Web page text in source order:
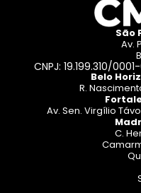
São
Av.
CNPJ: 19.199.310/
Belo
R.
Av. Sen. Virgílio
C.